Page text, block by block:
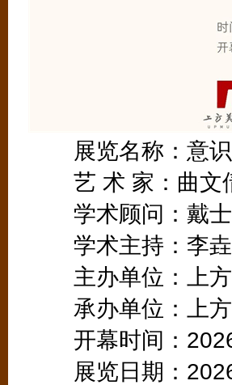
展览名称：意识
艺 术 家：曲文
学术顾问：戴士
学术主持：李垚
主办单位：上方(
承办单位：上方
开幕时间：
展览日期：2026